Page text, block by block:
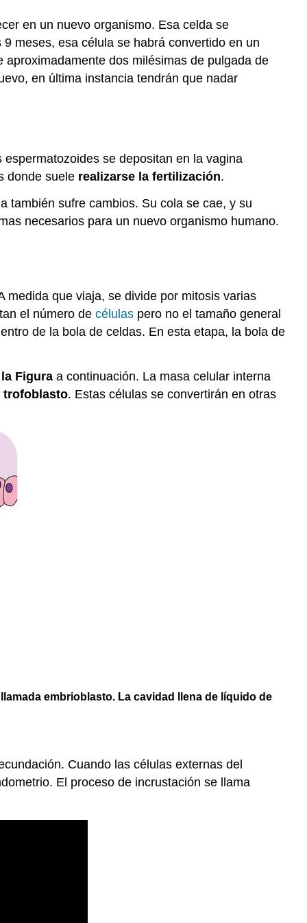
blastocistos
Implantación
Resumen
Revisar
en un nuevo organismo. Esa celda se
meses, esa célula se habrá convertido en un
dos milésimas de pulgada de
en última instancia tendrán que nadar
espermatozoides se depositan en la vagina
donde suele realizarse la fertilización.
también sufre cambios. Su cola se cae, y su
necesarios para un nuevo organismo humano.
medida que viaja, se divide por mitosis varias
el número de células pero no el tamaño general
de la bola de celdas. En esta etapa, la bola de
la Figura a continuación. La masa celular interna
trofoblasto. Estas células se convertirán en otras
embrioblasto. La cavidad llena de líquido de
Cuando las células externas del
El proceso de incrustación se llama